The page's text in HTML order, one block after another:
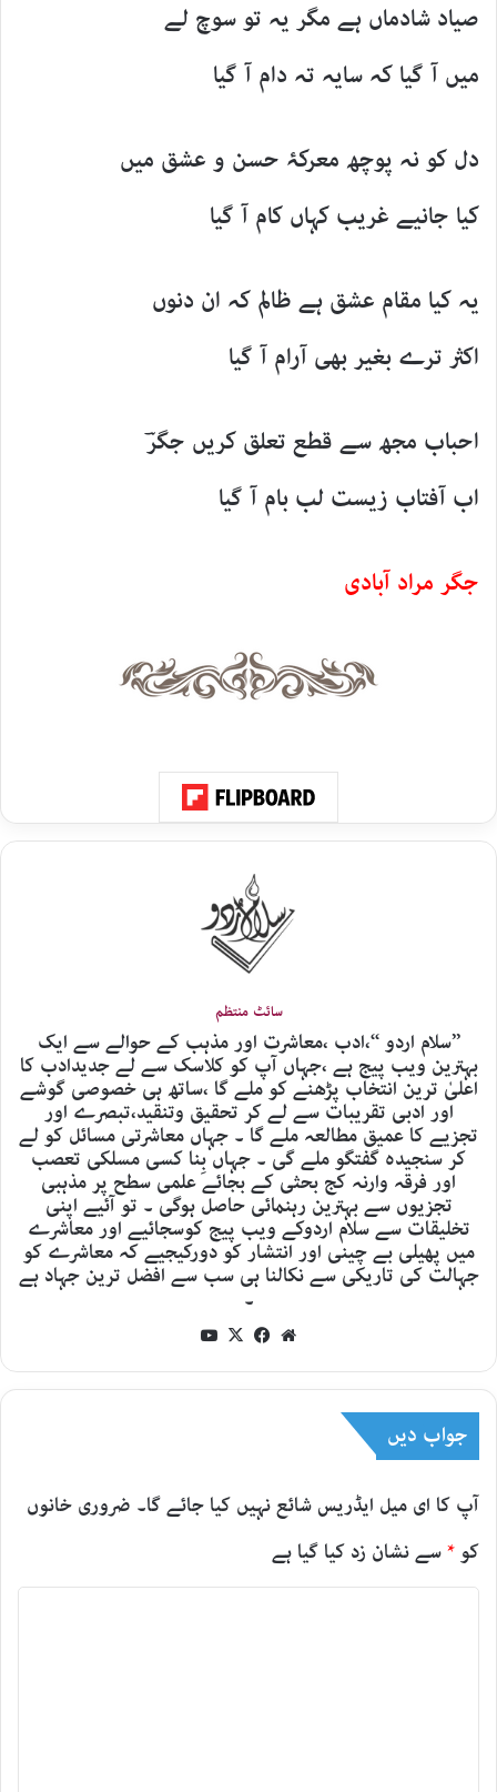
صیاد شادماں ہے مگر یہ تو سوچ لے
میں آ گیا کہ سایہ تہ دام آ گیا
دل کو نہ پوچھ معرکۂ حسن و عشق میں
کیا جانیے غریب کہاں کام آ گیا
یہ کیا مقام عشق ہے ظالم کہ ان دنوں
اکثر ترے بغیر بھی آرام آ گیا
احباب مجھ سے قطع تعلق کریں جگرؔ
اب آفتاب زیست لب بام آ گیا
جگر مراد آبادی
سائٹ منتظم
’’سلام اردو ‘‘،ادب ،معاشرت اور مذہب کے حوالے سے ایک
بہترین ویب پیج ہے ،جہاں آپ کو کلاسک سے لے جدیدادب کا
اعلیٰ ترین انتخاب پڑھنے کو ملے گا ،ساتھ ہی خصوصی گوشے
اور ادبی تقریبات سے لے کر تحقیق وتنقید،تبصرے اور
تجزیے کا عمیق مطالعہ ملے گا ۔ جہاں معاشرتی مسائل کو لے
کر سنجیدہ گفتگو ملے گی ۔ جہاں بِنا کسی مسلکی تعصب
اور فرقہ وارنہ کج بحثی کے بجائے علمی سطح پر مذہبی
تجزیوں سے بہترین رہنمائی حاصل ہوگی ۔ تو آئیے اپنی
تخلیقات سے سلام اردوکے ویب پیج کوسجائیے اور معاشرے
میں پھیلی بے چینی اور انتشار کو دورکیجیے کہ معاشرے کو
جہالت کی تاریکی سے نکالنا ہی سب سے افضل ترین جہاد ہے
۔
Website
Facebook
X
جواب دیں
آپ کا ای میل ایڈریس شائع نہیں کیا جائے گا۔ ضروری خانوں
کو *سے نشان زد کیا گیا ہے